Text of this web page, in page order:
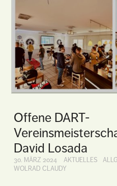
Offene DART-
David Losada
30. MÄRZ 2024 AKTUELLES
WOLRAD CLAUDY